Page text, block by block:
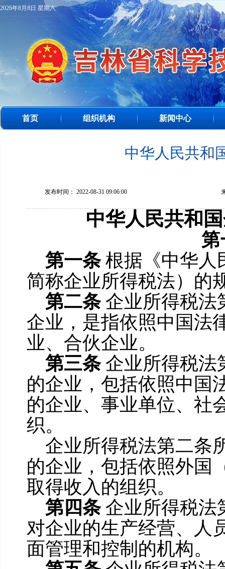
2026年8月8日 星期六
首页 组织机构 新闻中心
中华人民共和
发布时间： 2022-08-31 09:06:00
中华人民共和
第
第一条 根据《中华人
简称企业所得税法）的
第二条 企业所得税法
企业，是指依照中国法
业、合伙企业。
第三条 企业所得税法
的企业，包括依照中国
的企业、事业单位、社
织。
企业所得税法第二条
的企业，包括依照外国
取得收入的组织。
第四条 企业所得税法
对企业的生产经营、人
面管理和控制的机构。